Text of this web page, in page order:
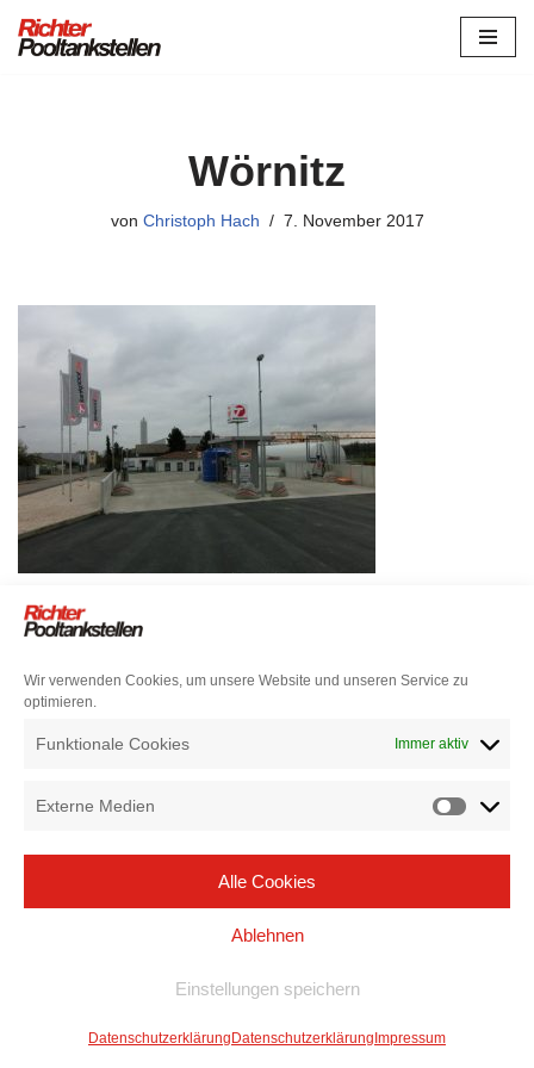
Wir verwenden Cookies, um unsere Website und unseren Service zu
optimieren.
Funktionale Cookies Immer aktiv
Externe Medien
Alle Cookies
Ablehnen
Einstellungen speichern
Datenschutzerklärung Datenschutzerklärung Impressum
Zum
Wörnitz
von Christoph Hach 7. November 2017
| Präsentiert vonWordPress